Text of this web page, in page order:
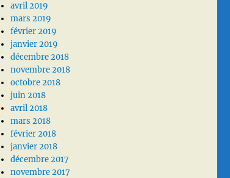
avril 2019
mars 2019
février 2019
janvier 2019
décembre 2018
novembre 2018
octobre 2018
juin 2018
avril 2018
mars 2018
février 2018
janvier 2018
décembre 2017
novembre 2017